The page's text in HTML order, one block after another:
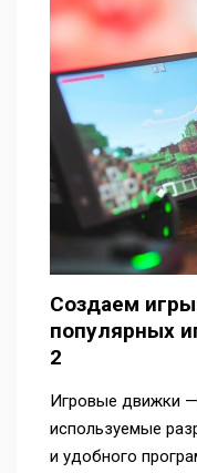
Создаем
популярных
2
Игровые движки
используемые
и удобного